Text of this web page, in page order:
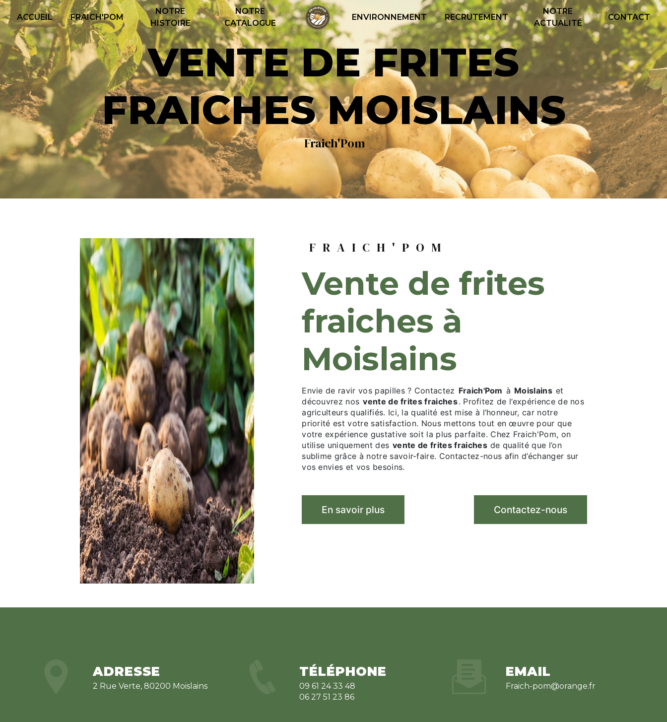
ACCUEIL FRAICH'POM
NOTRE
HISTOIRE
NOTRE
CATALOGUE
ENVIRONNEMENT RECRUTEMENT
NOTRE
ACTUALITÉ
CONTACT
VENTE DE FRITES
FRAICHES MOISLAINS
Fraich'Pom
FRAICH'POM
vente de frites
fraiches à
Moislains
Envie de ravir vos papilles ? Contactez Fraich'Pom à Moislains et
découvrez nos vente de frites fraiches. Profitez de l’expérience de nos
agriculteurs qualifiés. Ici, la qualité est mise à l’honneur, car notre
priorité est votre satisfaction. Nous mettons tout en œuvre pour que
votre expérience gustative soit la plus parfaite. Chez Fraich'Pom, on
utilise uniquement des vente de frites fraiches de qualité que l’on
sublime grâce à notre savoir-faire. Contactez-nous afin d’échanger sur
vos envies et vos besoins.
En savoir plus Contactez-nous
ADRESSE
2 Rue Verte, 80200 Moislains
TÉLÉPHONE
09 61 24 33 48
06 27 51 23 86
EMAIL
fraich-pom@orange.fr
Panneau de gestion des cookies